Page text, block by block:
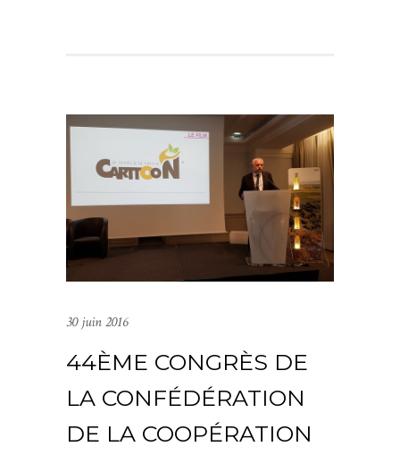
30 juin 2016
44ÈME CONGRÈS DE
LA CONFÉDÉRATION
DE LA COOPÉRATION